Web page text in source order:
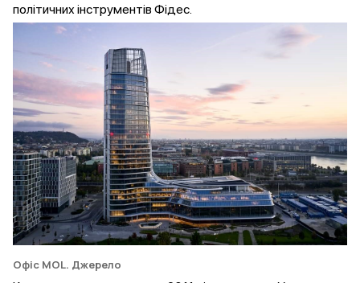
політичних інструментів Фідес.
Офіс MOL. Джерело